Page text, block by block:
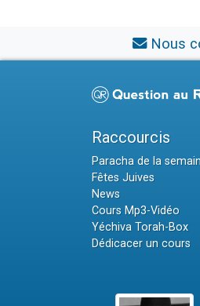
Nous
Raccourcis
Paracha de la
Fêtes Juives
News
Cours Mp3-Vidéo
Yéchiva Torah-Box
Dédicacer un cours